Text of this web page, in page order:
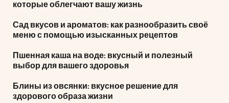
которые облегчают вашу жизнь
Сад вкусов и ароматов: как разнообразить своё
меню с помощью изысканных рецептов
Пшенная каша на воде: вкусный и полезный
выбор для вашего здоровья
Блины из овсянки: вкусное решение для
здорового образа жизни